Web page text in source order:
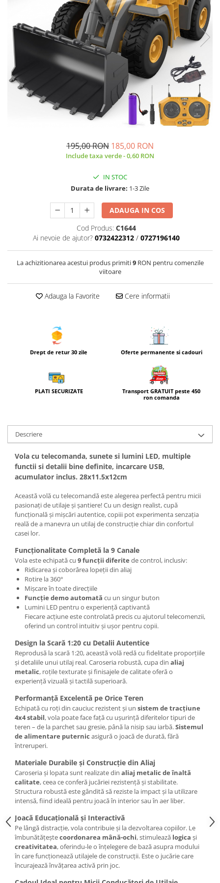
195,00 RON 185,00 RON
Include taxa verde - 0,60 RON
IN STOC
Durata de livrare: 1-3 Zile
ADAUGA IN COS
Cod Produs: C1644
Ai nevoie de ajutor? 0732422312 / 0727196140
La achizitionarea acestui produs primiti9RON pentru comenzile
viitoare
Adauga la Favorite Cere informatii
Drept de retur 30 zile Oferte permanente si cadouri
PLATI SECURIZATE
Transport GRATUIT peste 450
ron comanda
Descriere
Vola cu telecomanda, sunete si lumini LED, multiple
functii si detalii bine definite, incarcare USB,
acumulator inclus. 28x11.5x12cm
Această volă cu telecomandă este alegerea perfectă pentru micii
pasionați de utilaje și șantiere! Cu un design realist, cupă
funcțională și mișcări autentice, copiii pot experimenta senzația
reală de a manevra un utilaj de construcție chiar din confortul
casei lor.
Funcționalitate Completă la 9 Canale
Vola este echipată cu 9 funcții diferite de control, inclusiv:
Ridicarea și coborârea lopeții din aliaj
Rotire la 360°
Mișcare în toate direcțiile
Funcție demo automată cu un singur buton
Lumini LED pentru o experiență captivantă
Fiecare acțiune este controlată precis cu ajutorul telecomenzii,
oferind un control intuitiv și ușor pentru copii.
Design la Scară 1:20 cu Detalii Autentice
Reprodusă la scară 1:20, această volă redă cu fidelitate proporțiile
și detaliile unui utilaj real. Caroseria robustă, cupa din aliaj
metalic, roțile texturate și finisajele de calitate oferă o
experiență vizuală și tactilă superioară.
Performanță Excelentă pe Orice Teren
Echipată cu roți din cauciuc rezistent și un sistem de tracțiune
4x4 stabil, vola poate face față cu ușurință diferitelor tipuri de
teren – de la parchet sau gresie, până la nisip sau iarbă.Sistemul
de alimentare puternic asigură o joacă de durată, fără
întreruperi.
Materiale Durabile și Construcție din Aliaj
Caroseria și lopata sunt realizate din aliaj metalic de înaltă
calitate, ceea ce conferă jucăriei rezistență și stabilitate.
Structura robustă este gândită să reziste la impact și la utilizare
intensă, fiind ideală pentru joacă în interior sau în aer liber.
Joacă Educațională și Interactivă
Pe lângă distracție, vola contribuie și la dezvoltarea copiilor. Le
îmbunătățeștecoordonarea mână-ochi, stimulează logica și
creativitatea, oferindu-le o înțelegere de bază asupra modului
în care funcționează utilajele de construcții. Este o jucărie care
încurajează învățarea activă prin joc.